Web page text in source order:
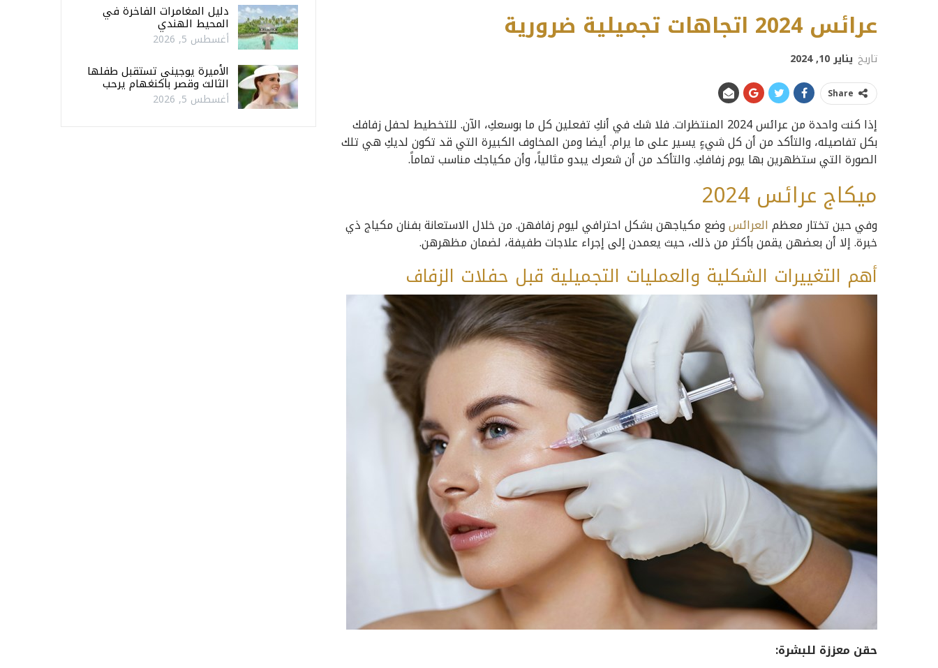
عرائس 2024 اتجاهات تجميلية ضرورية
تاريخ يناير 10, 2024
Share
إذا كنت واحدة من عرائس 2024 المنتظرات. فلا شك في أنكِ تفعلين كل ما بوسعكِ، الآن. للتخطيط لحفل زفافك
بكل تفاصيله، والتأكد من أن كل شيءٍ يسير على ما يرام. أيضا ومن المخاوف الكبيرة التي قد تكون لديكِ هي تلك
الصورة التي ستظهرين بها يوم زفافكِ. والتأكد من أن شعرك يبدو مثالياً، وأن مكياجك مناسب تماماً.
ميكاج عرائس 2024
وفي حين تختار معظم العرائسوضع مكياجهن بشكل احترافي ليوم زفافهن. من خلال الاستعانة بفنان مكياج ذي
خبرة. إلا أن بعضهن يقمن بأكثر من ذلك، حيث يعمدن إلى إجراء علاجات طفيفة، لضمان مظهرهن.
أهم التغييرات الشكلية والعمليات التجميلية قبل حفلات الزفاف
حقن معززة للبشرة:
دليل المغامرات الفاخرة في
المحيط الهندي
أغسطس 5, 2026
الأميرة يوجيني تستقبل طفلها
الثالث وقصر باكنغهام يرحب
أغسطس 5, 2026